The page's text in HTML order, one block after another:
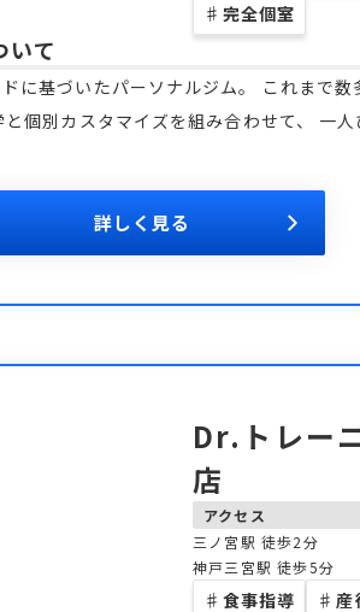
♯ 完全個室
いて
に基づいたパーソナルジム。 これまで数
個別カスタマイズを組み合わせて、 一
詳しく見る
Dr.トレー
店
アクセス
三ノ宮駅 徒歩2分
神戸三宮駅 徒歩5分
♯ 食事指導 ♯ 産